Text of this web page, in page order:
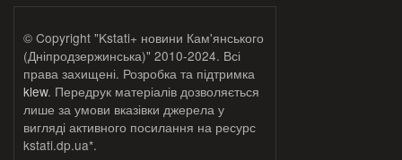
© Copyright "Kstati+ новини Кам'янського
(Дніпродзержинська)" 2010-2024. Всі
права захищені. Розробка та підтримка
klew. Передрук матеріалів дозволяється
лише за умови вказівки джерела у
вигляді активного посилання на ресурс
kstati.dp.ua*.